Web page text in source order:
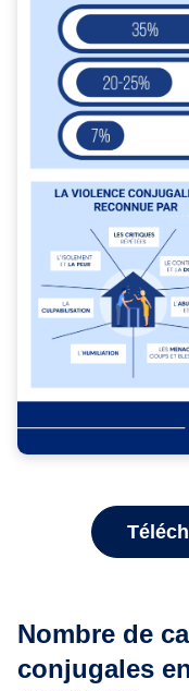
Nombre de
conjugales